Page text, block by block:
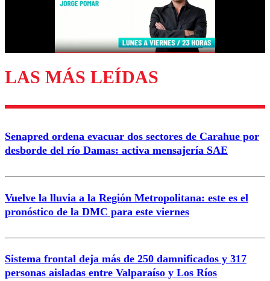
Enviar comentario
LAS MÁS LEÍDAS
Senapred ordena evacuar dos sectores de Carahue por
desborde del río Damas: activa mensajería SAE
Vuelve la lluvia a la Región Metropolitana: este es el
pronóstico de la DMC para este viernes
Sistema frontal deja más de 250 damnificados y 317
personas aisladas entre Valparaíso y Los Ríos